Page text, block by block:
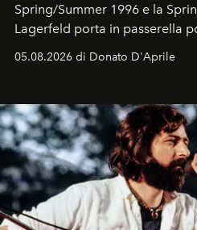
Spring/Summer 1996 e la
Lagerfeld porta in passerella
logomania pensata per la
Kate, Claudia e Carla una
uno dei documenti più
05.08.2026 di Donato D'Aprile